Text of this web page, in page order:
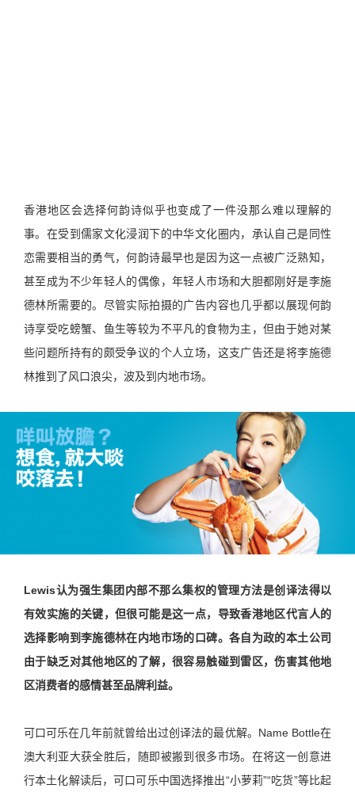
香港地区会选择何韵诗似乎也变成了一件没那么难以理解的
事。在受到儒家文化浸润下的中华文化圈内，承认自己是同性
恋需要相当的勇气，何韵诗最早也是因为这一点被广泛熟知，
甚至成为不少年轻人的偶像，年轻人市场和大胆都刚好是李施
德林所需要的。尽管实际拍摄的广告内容也几乎都以展现何韵
诗享受吃螃蟹、鱼生等较为不平凡的食物为主，但由于她对某
些问题所持有的颇受争议的个人立场，这支广告还是将李施德
林推到了风口浪尖，波及到内地市场。
Lewis认为强生集团内部不那么集权的管理方法是创译法得以
有效实施的关键，但很可能是这一点，导致香港地区代言人的
选择影响到李施德林在内地市场的口碑。各自为政的本土公司
由于缺乏对其他地区的了解，很容易触碰到雷区，伤害其他地
区消费者的感情甚至品牌利益。
可口可乐在几年前就曾给出过创译法的最优解。Name Bottle在
澳大利亚大获全胜后，随即被搬到很多市场。在将这一创意进
行本土化解读后，可口可乐中国选择推出“小萝莉”“吃货”等比起